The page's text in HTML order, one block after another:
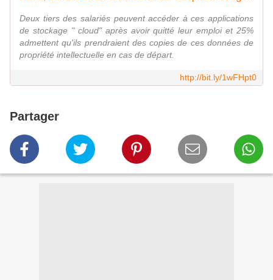
Deux tiers des salariés peuvent accéder à ces applications
de stockage " cloud" après avoir quitté leur emploi et 25%
admettent qu'ils prendraient des copies de ces données de
propriété intellectuelle en cas de départ.
http://bit.ly/1wFHpt0
Partager